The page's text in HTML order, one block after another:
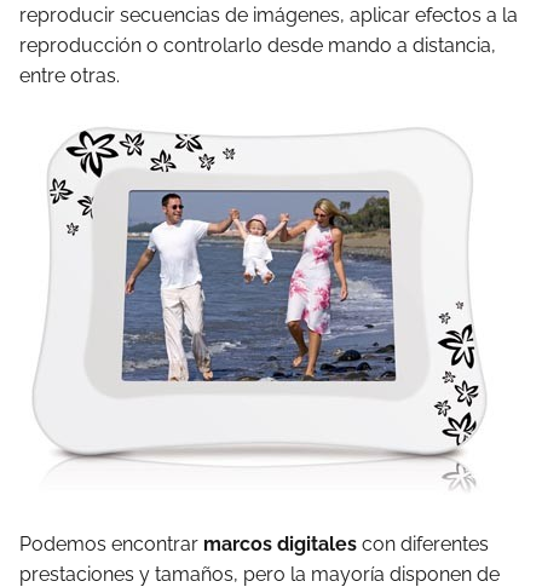
reproducir secuencias de imágenes, aplicar efectos a la
reproducción o controlarlo desde mando a distancia,
entre otras.
Podemos encontrar marcos digitales con diferentes
prestaciones y tamaños, pero la mayoría disponen de